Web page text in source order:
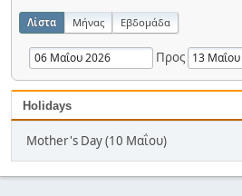
Λίστα Μήνας Εβδομάδα
Προς
Holidays
Mother's Day (10 Μαΐου)